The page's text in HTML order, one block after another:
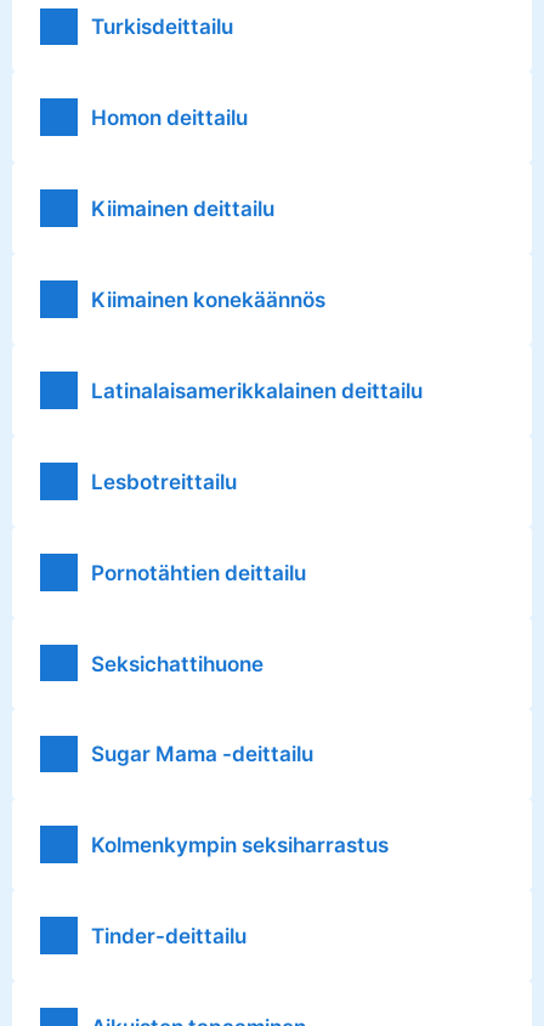
Turkisdeittailu
Homon deittailu
Kiimainen deittailu
Kiimainen konekäännös
Latinalaisamerikkalainen deittailu
Lesbotreittailu
Pornotähtien deittailu
Seksichattihuone
Sugar Mama -deittailu
Kolmenkympin seksiharrastus
Tinder-deittailu